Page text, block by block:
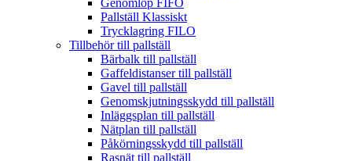
Genomlöp FIFO
Pallställ Klassiskt
Trycklagring FILO
Tillbehör till pallställ
Bärbalk till pallställ
Gaffeldistanser till pallställ
Gavel till pallställ
Genomskjutningsskydd till pallställ
Inläggsplan till pallställ
Nätplan till pallställ
Påkörningsskydd till pallställ
Rasnät till pallställ